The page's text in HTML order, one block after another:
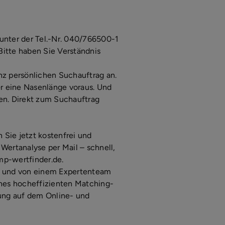
der Tel.-Nr. 040/766500-1
haben Sie Verständnis
persönlichen Suchauftrag an.
Nasenlänge voraus. Und
Direkt zum Suchauftrag
Sie jetzt kostenfrei und
per Mail – schnell,
wertfinder.de.
von einem Expertenteam
hocheffizienten Matching-
auf dem Online- und